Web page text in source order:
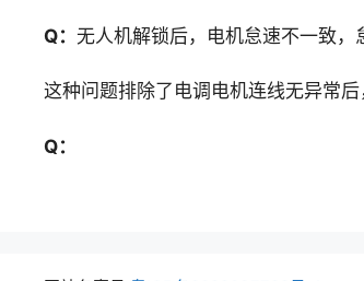
Q： 无人机解锁后，电机怠速不一致，
这种问题排除了电调电机连线无异常
Q：